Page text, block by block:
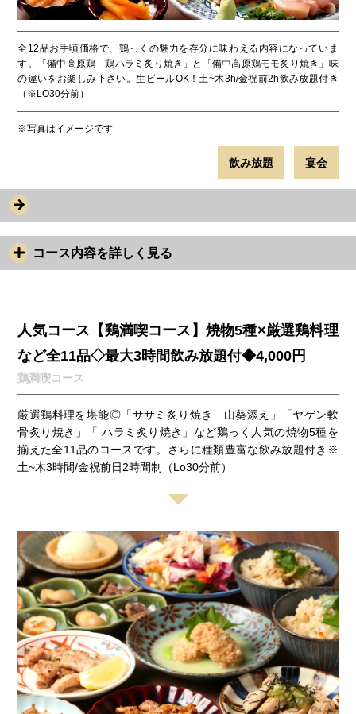
全12品お手頃価格で、鶏っくの魅力を存分に味わえる内容になっていま
す。「備中高原鶏 鶏ハラミ炙り焼き」と「備中高原鶏モモ炙り焼き」味
の違いをお楽しみ下さい。生ビールOK！土~木3h/金祝前2h飲み放題付き
（※LO30分前）
※写真はイメージです
飲み放題 宴会
コース内容を詳しく見る
人気コース【鶏満喫コース】焼物5種×厳選鶏料理
など全11品◇最大3時間飲み放題付◆4,000円
鶏満喫コース
厳選鶏料理を堪能◎「ササミ炙り焼き 山葵添え」「ヤゲン軟
骨炙り焼き」「 ハラミ炙り焼き」など鶏っく人気の焼物5種を
揃えた全11品のコースです。さらに種類豊富な飲み放題付き※
土~木3時間/金祝前日2時間制（Lo30分前）